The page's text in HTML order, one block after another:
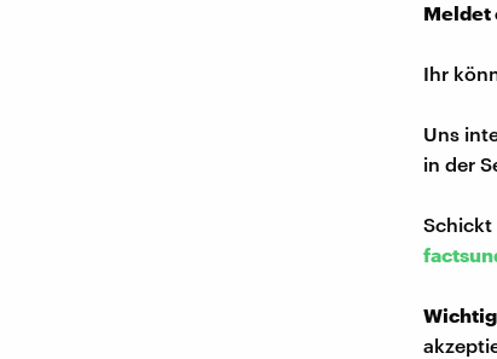
Meldet
Ihr
Uns
in der
Schickt